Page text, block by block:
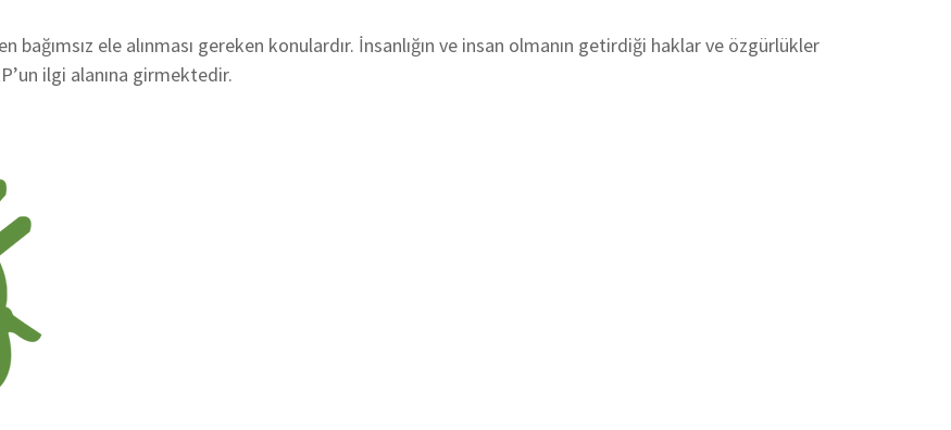
ele alınması gereken konulardır. İnsanlığın ve insan olmanın getirdiği haklar ve özgürlükler
ilgi alanına girmektedir.